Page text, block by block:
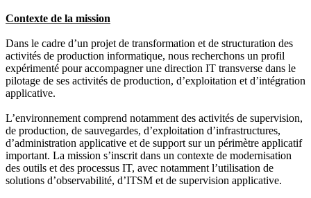
Contexte de la mission
Dans le cadre d’un projet de transformation et de structuration des
activités de production informatique, nous recherchons un profil
expérimenté pour accompagner une direction IT transverse dans le
pilotage de ses activités de production, d’exploitation et d’intégration
applicative.
L’environnement comprend notamment des activités de supervision,
de production, de sauvegardes, d’exploitation d’infrastructures,
d’administration applicative et de support sur un périmètre applicatif
important. La mission s’inscrit dans un contexte de modernisation
des outils et des processus IT, avec notamment l’utilisation de
solutions d’observabilité, d’ITSM et de supervision applicative.